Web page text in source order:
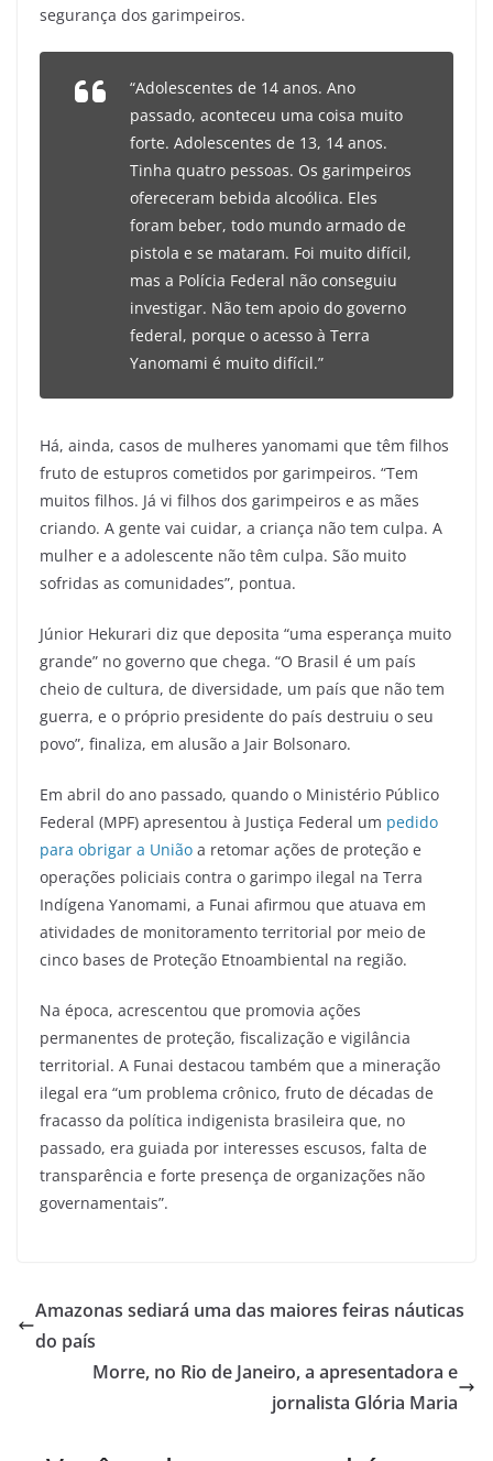
segurança dos garimpeiros.
“Adolescentes de 14 anos. Ano
passado, aconteceu uma coisa muito
forte. Adolescentes de 13, 14 anos.
Tinha quatro pessoas. Os garimpeiros
ofereceram bebida alcoólica. Eles
foram beber, todo mundo armado de
pistola e se mataram. Foi muito difícil,
mas a Polícia Federal não conseguiu
investigar. Não tem apoio do governo
federal, porque o acesso à Terra
Yanomami é muito difícil.”
Há, ainda, casos de mulheres yanomami que têm filhos
fruto de estupros cometidos por garimpeiros. “Tem
muitos filhos. Já vi filhos dos garimpeiros e as mães
criando. A gente vai cuidar, a criança não tem culpa. A
mulher e a adolescente não têm culpa. São muito
sofridas as comunidades”, pontua.
Júnior Hekurari diz que deposita “uma esperança muito
grande” no governo que chega. “O Brasil é um país
cheio de cultura, de diversidade, um país que não tem
guerra, e o próprio presidente do país destruiu o seu
povo”, finaliza, em alusão a Jair Bolsonaro.
Em abril do ano passado, quando o Ministério Público
Federal (MPF) apresentou à Justiça Federal um pedido
para obrigar a União a retomar ações de proteção e
operações policiais contra o garimpo ilegal na Terra
Indígena Yanomami, a Funai afirmou que atuava em
atividades de monitoramento territorial por meio de
cinco bases de Proteção Etnoambiental na região.
Na época, acrescentou que promovia ações
permanentes de proteção, fiscalização e vigilância
territorial. A Funai destacou também que a mineração
ilegal era “um problema crônico, fruto de décadas de
fracasso da política indigenista brasileira que, no
passado, era guiada por interesses escusos, falta de
transparência e forte presença de organizações não
governamentais”.
Amazonas sediará uma das maiores feiras náuticas
do país
Morre, no Rio de Janeiro, a apresentadora e
jornalista Glória Maria